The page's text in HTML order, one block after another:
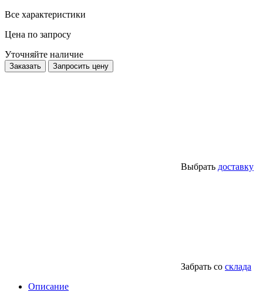
Все характеристики
Цена по запросу
Уточняйте наличие
Заказать Запросить цену
Выбрать доставку
Забрать со склада
Описание